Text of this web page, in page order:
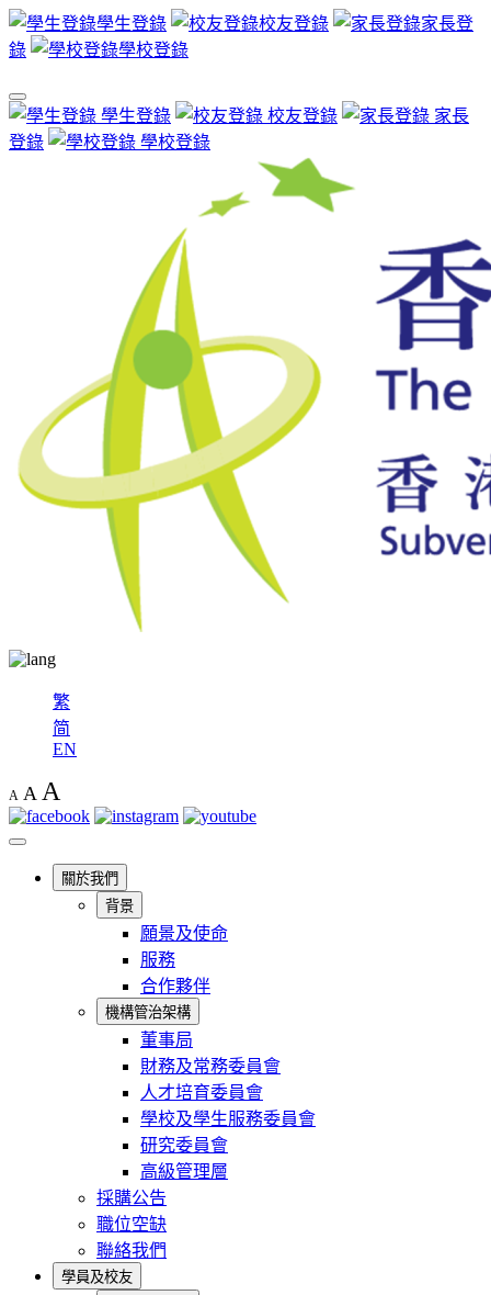
學生登錄 校友登錄
家長登
錄
學校登錄
學生登錄 校友登錄
家長
登錄
學校登錄
繁
简
EN
A A A
關於我們
背景
願景及使命
服務
合作夥伴
機構管治架構
董事局
財務及常務委員會
人才培育委員會
學校及學生服務委員會
研究委員會
高級管理層
採購公告
職位空缺
聯絡我們
學員及校友